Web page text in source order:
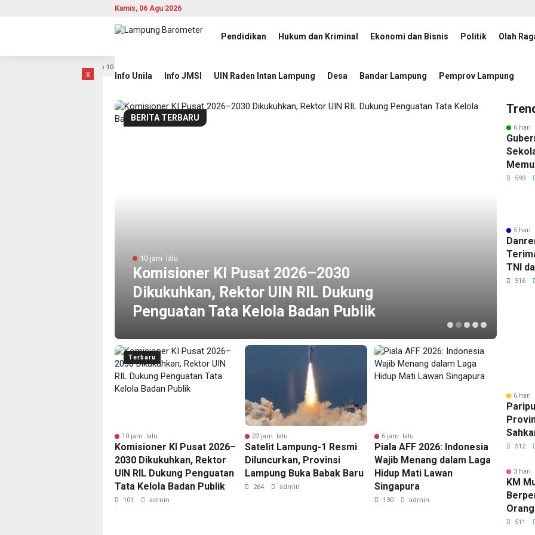
Kamis, 06 Agu 2026
Pendidikan Hukum dan Kriminal Ekonomi dan Bisnis Politik Olah
Info Unila Info JMSI UIN Raden Intan Lampung Desa Bandar Lampung Pemprov Lampung
x
10 jam lalu Komisioner KI Pusat 2026–2030 Dikukuhkan, Rektor UIN RIL Dukung Penguatan Tata Kelola Badan Publik
BERITA TERBARU
10 jam lalu
Komisioner KI Pusat 2026–2030
Dikukuhkan, Rektor UIN RIL Dukung
Penguatan Tata Kelola Badan Publik
Terbaru
10 jam lalu
Komisioner KI Pusat 2026–
2030 Dikukuhkan, Rektor
UIN RIL Dukung Penguatan
Tata Kelola Badan Publik
101 admin
22 jam lalu
Satelit Lampung-1 Resmi
Diluncurkan, Provinsi
Lampung Buka Babak Baru
264 admin
6 jam lalu
Piala AFF 2026: Indonesia
Wajib Menang dalam Laga
Hidup Mati Lawan
Singapura
130 admin
10 jam
UIN
Tata
101
6 hari
593
5 hari
TNI
516
6 hari
512
3 hari
KM
511